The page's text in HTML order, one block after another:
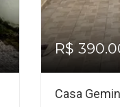
R$
Casa